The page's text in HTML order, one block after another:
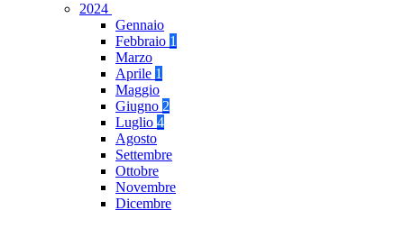
2024
Gennaio
Febbraio 1
Marzo
Aprile 1
Maggio
Giugno 2
Luglio 4
Agosto
Settembre
Ottobre
Novembre
Dicembre